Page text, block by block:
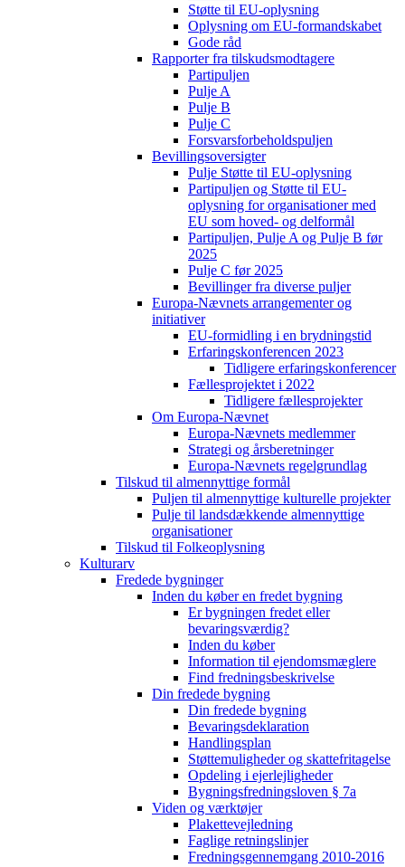
Støtte til EU-oplysning
Oplysning om EU-formandskabet
Gode råd
Rapporter fra tilskudsmodtagere
Partipuljen
Pulje A
Pulje B
Pulje C
Forsvarsforbeholdspuljen
Bevillingsoversigter
Pulje Støtte til EU-oplysning
Partipuljen og Støtte til EU-
oplysning for organisationer med
EU som hoved- og delformål
Partipuljen, Pulje A og Pulje B før
2025
Pulje C før 2025
Bevillinger fra diverse puljer
Europa-Nævnets arrangementer og
initiativer
EU-formidling i en brydningstid
Erfaringskonferencen 2023
Tidligere erfaringskonferencer
Fællesprojektet i 2022
Tidligere fællesprojekter
Om Europa-Nævnet
Europa-Nævnets medlemmer
Strategi og årsberetninger
Europa-Nævnets regelgrundlag
Tilskud til almennyttige formål
Puljen til almennyttige kulturelle projekter
Pulje til landsdækkende almennyttige
organisationer
Tilskud til Folkeoplysning
Kulturarv
Fredede bygninger
Inden du køber en fredet bygning
Er bygningen fredet eller
bevaringsværdig?
Inden du køber
Information til ejendomsmæglere
Find fredningsbeskrivelse
Din fredede bygning
Din fredede bygning
Bevaringsdeklaration
Handlingsplan
Støttemuligheder og skattefritagelse
Opdeling i ejerlejligheder
Bygningsfredningsloven § 7a
Viden og værktøjer
Plakettevejledning
Faglige retningslinjer
Fredningsgennemgang 2010-2016